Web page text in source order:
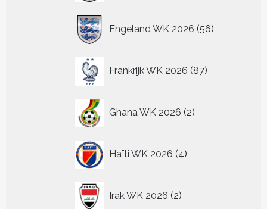
Engeland WK 2026 56
producten
Frankrijk WK 2026 87
producten
Ghana WK 2026 2
producten
Haïti WK 2026 4
producten
Irak WK 2026 2
producten